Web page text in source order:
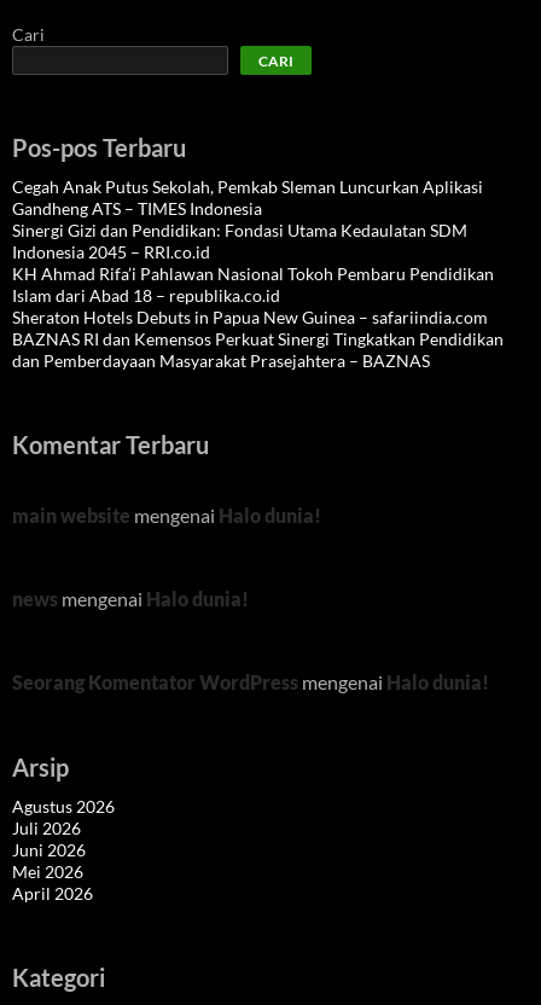
Cari
CARI
Pos-pos Terbaru
Cegah Anak Putus Sekolah, Pemkab Sleman Luncurkan Aplikasi
Gandheng ATS – TIMES Indonesia
Sinergi Gizi dan Pendidikan: Fondasi Utama Kedaulatan SDM
Indonesia 2045 – RRI.co.id
KH Ahmad Rifa’i Pahlawan Nasional Tokoh Pembaru Pendidikan
Islam dari Abad 18 – republika.co.id
Sheraton Hotels Debuts in Papua New Guinea – safariindia.com
BAZNAS RI dan Kemensos Perkuat Sinergi Tingkatkan Pendidikan
dan Pemberdayaan Masyarakat Prasejahtera – BAZNAS
Komentar Terbaru
main website mengenai Halo dunia!
news mengenai Halo dunia!
Seorang Komentator WordPress mengenai Halo dunia!
Arsip
Agustus 2026
Juli 2026
Juni 2026
Mei 2026
April 2026
Kategori